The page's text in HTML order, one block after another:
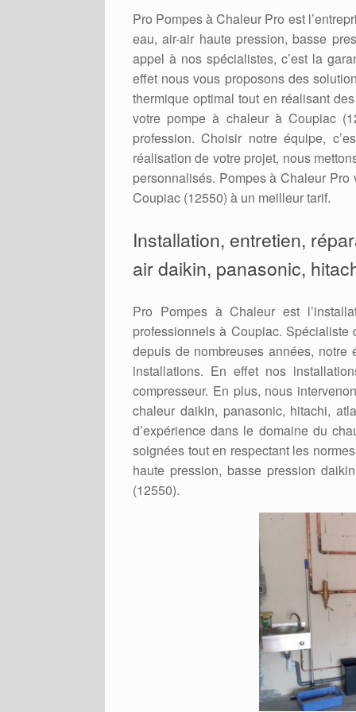
Pro Pompes à Chaleur Pro est
eau, air-air haute pression, basse
appel à nos spécialistes, c’est la
effet nous vous proposons des
thermique optimal tout en réalisant
votre pompe à chaleur à Coupiac
profession. Choisir notre équipe,
réalisation de votre projet, nous
personnalisés. Pompes à Chaleur Pro
Coupiac (12550) à un meilleur tarif.
Installation, entretien,
air daikin, panasonic,
Pro Pompes à Chaleur est
professionnels à Coupiac.
depuis de nombreuses années,
installations. En effet nos
compresseur. En plus, nous
chaleur daikin, panasonic, hitachi,
d’expérience dans le domaine du
soignées tout en respectant les
haute pression, basse pression
(12550).